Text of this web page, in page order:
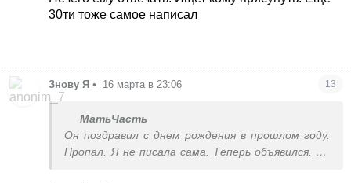
30ти тоже самое написал
Знову Я • 16 марта в 23:06 13
МатьЧасть
Он поздравил с днем рождения в прошлом году.
Пропал. Я не писала сама. Теперь объявился. До